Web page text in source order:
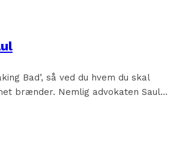
Bad’, så ved du hvem du skal
brænder. Nemlig advokaten Saul...